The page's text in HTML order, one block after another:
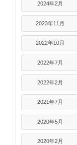
2024年2月
2023年11月
2022年10月
2022年7月
2022年2月
2021年7月
2020年5月
2020年2月